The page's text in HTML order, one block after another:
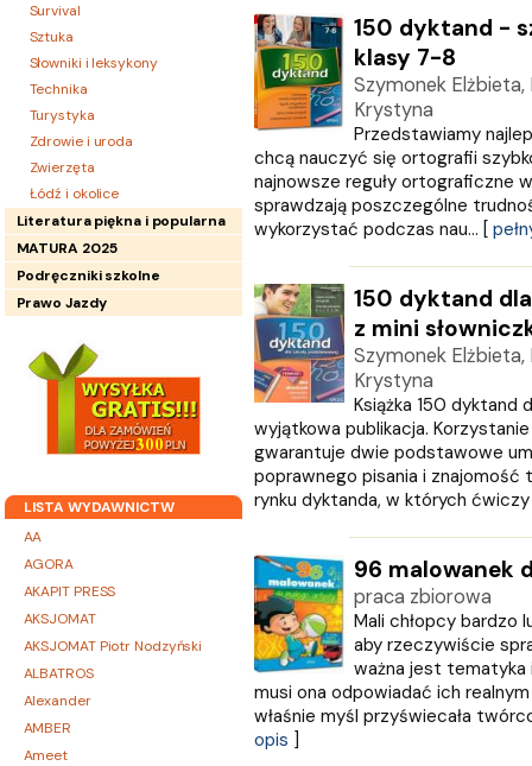
Survival
Sztuka
Słowniki i leksykony
Technika
Turystyka
Zdrowie i uroda
Zwierzęta
Łódź i okolice
Literatura piękna i popularna
MATURA 2025
Podręczniki szkolne
Prawo Jazdy
LISTA WYDAWNICTW
AA
AGORA
AKAPIT PRESS
AKSJOMAT
AKSJOMAT Piotr Nodzyński
ALBATROS
Alexander
AMBER
Ameet
150 dyktand -
klasy 7-8
Szymonek Elżbieta,
Krystyna
Przedstawiamy
chcą nauczyć się ortografii
najnowsze reguły ortograficzne
sprawdzają poszczególne
wykorzystać podczas nau... [
150 dyktand
z mini
Szymonek Elżbieta,
Krystyna
Książka 150 dyktand
wyjątkowa publikacja.
gwarantuje dwie podstawowe
poprawnego pisania i znajomość
rynku dyktanda, w których
96 malowanek
praca zbiorowa
Mali chłopcy bardzo
aby rzeczywiście
ważna jest tematyka
musi ona odpowiadać ich
właśnie myśl przyświecała
opis ]